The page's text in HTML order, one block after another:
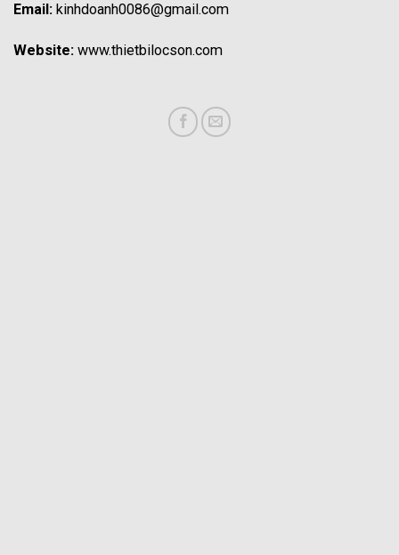
Email: kinhdoanh0086@gmail.com
Website: www.thietbilocson.com